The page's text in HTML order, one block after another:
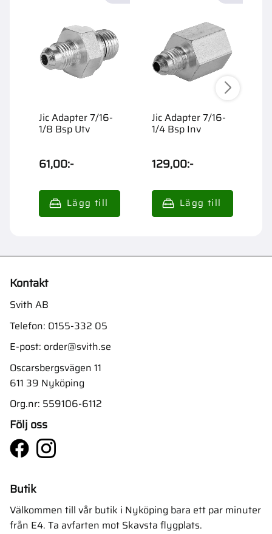
Jic Adapter 7/16-
1/8 Bsp Utv
61,00:-
Jic Adapter 7/16-
1/4 Bsp Inv
129,00:-
Kontakt
Svith AB
Telefon: 0155-332 05
E-post: order@svith.se
Oscarsbergsvägen 11
611 39 Nyköping
Org.nr: 559106-6112
Följ oss
Butik
Välkommen till vår butik i Nyköping bara ett par minuter
från E4. Ta avfarten mot Skavsta flygplats.